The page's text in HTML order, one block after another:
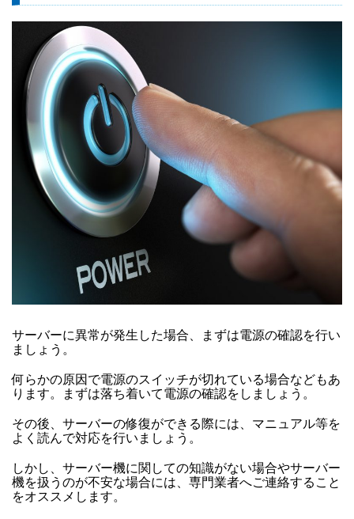
サーバーに異常が発生した場合、まずは電源の確認を行い
ましょう。
何らかの原因で電源のスイッチが切れている場合などもあ
ります。まずは落ち着いて電源の確認をしましょう。
その後、サーバーの修復ができる際には、マニュアル等を
よく読んで対応を行いましょう。
しかし、サーバー機に関しての知識がない場合やサーバー
機を扱うのが不安な場合には、専門業者へご連絡すること
をオススメします。